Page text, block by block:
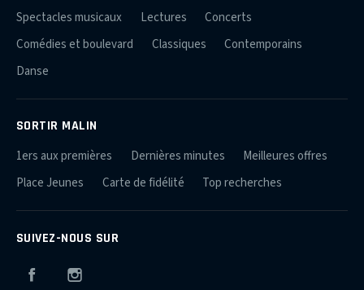
Spectacles musicaux
Lectures
Concerts
Comédies et boulevard
Classiques
Contemporains
Danse
SORTIR MALIN
1ers aux premières Dernières minutes
Meilleures offres
Place Jeunes
Carte de fidélité Top recherches
SUIVEZ-NOUS SUR
Facebook